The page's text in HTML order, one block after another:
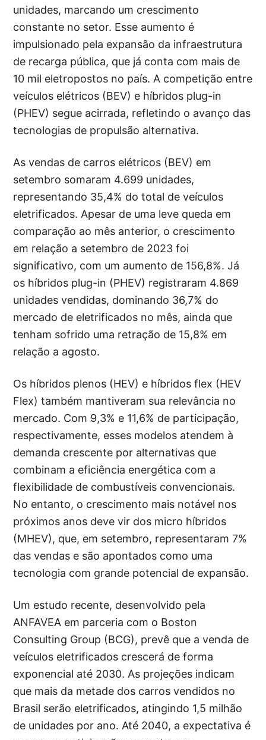
unidades, marcando um crescimento
constante no setor. Esse aumento é
impulsionado pela expansão da infraestrutura
de recarga pública, que já conta com mais de
10 mil eletropostos no país. A competição entre
veículos elétricos (BEV) e híbridos plug-in
(PHEV) segue acirrada, refletindo o avanço das
tecnologias de propulsão alternativa.
As vendas de carros elétricos (BEV) em
setembro somaram 4.699 unidades,
representando 35,4% do total de veículos
eletrificados. Apesar de uma leve queda em
comparação ao mês anterior, o crescimento
em relação a setembro de 2023 foi
significativo, com um aumento de 156,8%. Já
os híbridos plug-in (PHEV) registraram 4.869
unidades vendidas, dominando 36,7% do
mercado de eletrificados no mês, ainda que
tenham sofrido uma retração de 15,8% em
relação a agosto.
Os híbridos plenos (HEV) e híbridos flex (HEV
Flex) também mantiveram sua relevância no
mercado. Com 9,3% e 11,6% de participação,
respectivamente, esses modelos atendem à
demanda crescente por alternativas que
combinam a eficiência energética com a
flexibilidade de combustíveis convencionais.
No entanto, o crescimento mais notável nos
próximos anos deve vir dos micro híbridos
(MHEV), que, em setembro, representaram 7%
das vendas e são apontados como uma
tecnologia com grande potencial de expansão.
Um estudo recente, desenvolvido pela
ANFAVEA em parceria com o Boston
Consulting Group (BCG), prevê que a venda de
veículos eletrificados crescerá de forma
exponencial até 2030. As projeções indicam
que mais da metade dos carros vendidos no
Brasil serão eletrificados, atingindo 1,5 milhão
de unidades por ano. Até 2040, a expectativa é